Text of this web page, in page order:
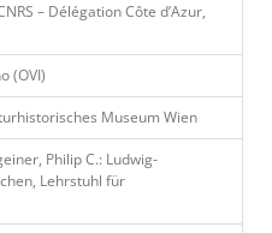
– Délégation Côte d’Azur,
(OVI)
Museum Wien
Philip C.: Ludwig-
Lehrstuhl für